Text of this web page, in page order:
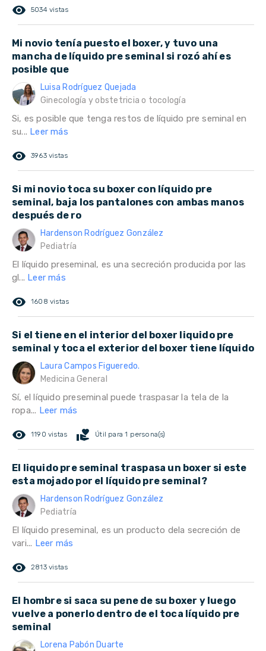
remove_red_eye 5034 vistas
Mi novio tenía puesto el boxer, y tuvo una
mancha de líquido pre seminal si rozó ahí es
posible que
Luisa Rodríguez Quejada
Ginecología y obstetricia o tocología
Si, es posible que tenga restos de líquido pre seminal en
su... Leer más
remove_red_eye 3963 vistas
Si mi novio toca su boxer con líquido pre
seminal, baja los pantalones con ambas manos
después de ro
Hardenson Rodríguez González
Pediatría
El líquido preseminal, es una secreción producida por las
gl... Leer más
remove_red_eye 1608 vistas
Si el tiene en el interior del boxer liquido pre
seminal y toca el exterior del boxer tiene líquido
Laura Campos Figueredo.
Medicina General
Sí, el líquido preseminal puede traspasar la tela de la
ropa... Leer más
remove_red_eye 1190 vistas volunteer_activism Útil para 1 persona(s)
El liquido pre seminal traspasa un boxer si este
esta mojado por el líquido pre seminal?
Hardenson Rodríguez González
Pediatría
El líquido preseminal, es un producto dela secreción de
vari... Leer más
remove_red_eye 2813 vistas
El hombre si saca su pene de su boxer y luego
vuelve a ponerlo dentro de el toca líquido pre
seminal
Lorena Pabón Duarte